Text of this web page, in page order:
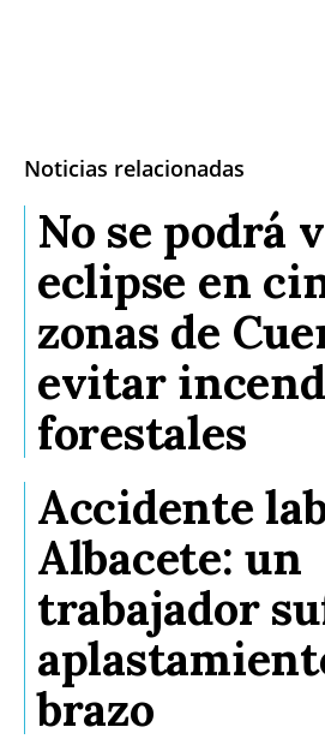
Noticias relacionadas
No se podrá
eclipse en
zonas de
evitar
forestales
Accidente
Albacete: un
trabajador
brazo